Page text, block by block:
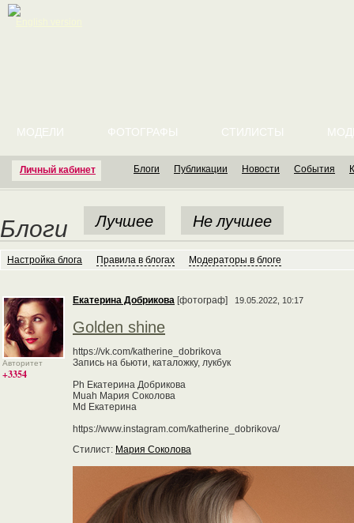
Личный кабинет
МОДЕЛИ ФОТОГРАФЫ СТИЛИСТЫ
Блоги Публикации Новости События
Блоги Лучшее Не лучшее
Настройка блога Правила в блогах Модераторы в блоге
Авторитет
+3354
Екатерина Добрикова [фотограф] 19.05.2022, 10:17
Golden shine
https://vk.com/katherine_dobrikova
Запись на бьюти, каталожку, лукбук
Ph Екатерина Добрикова
Muah Мария Соколова
Md Екатерина
https://www.instagram.com/katherine_dobrikova/
Стилист: Мария Соколова